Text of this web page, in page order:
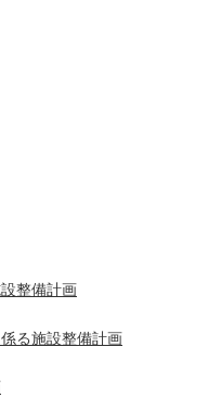
整備計画
る施設整備計画